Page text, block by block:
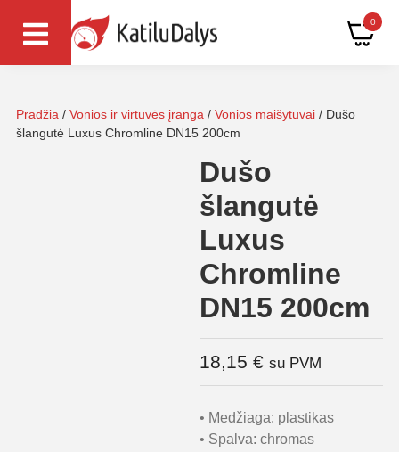
0
Pradžia / Vonios ir virtuvės įranga / Vonios maišytuvai / Dušo
šlangutė Luxus Chromline DN15 200cm
Dušo
šlangutė
Luxus
Chromline
DN15 200cm
18,15 € su PVM
• Medžiaga: plastikas
• Spalva: chromas